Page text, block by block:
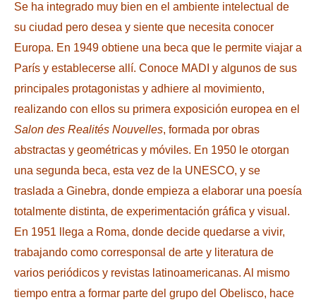
Se ha integrado muy bien en el ambiente intelectual de
su ciudad pero desea y siente que necesita conocer
Europa. En 1949 obtiene una beca que le permite viajar a
París y establecerse allí. Conoce MADI y algunos de sus
principales protagonistas y adhiere al movimiento,
realizando con ellos su primera exposición europea en el
Salon des Realités Nouvelles, formada por obras
abstractas y geométricas y móviles. En 1950 le otorgan
una segunda beca, esta vez de la UNESCO, y se
traslada a Ginebra, donde empieza a elaborar una poesía
totalmente distinta, de experimentación gráfica y visual.
En 1951 llega a Roma, donde decide quedarse a vivir,
trabajando como corresponsal de arte y literatura de
varios periódicos y revistas latinoamericanas. Al mismo
tiempo entra a formar parte del grupo del Obelisco, hace